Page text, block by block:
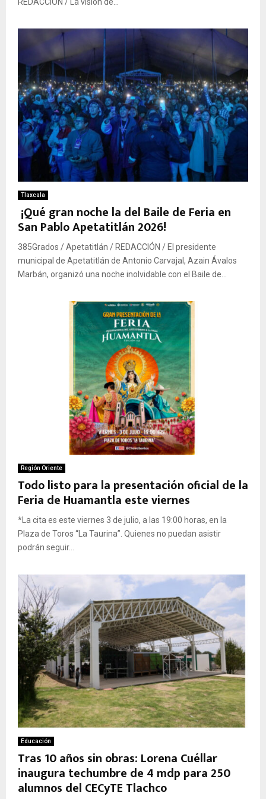
Tlaxcala
¡Qué gran noche la del Baile de Feria en
San Pablo Apetatitlán 2026!
385Grados / Apetatitlán / REDACCIÓN / El presidente
municipal de Apetatitlán de Antonio Carvajal, Azain Ávalos
Marbán, organizó una noche inolvidable con el Baile de...
Región Oriente
Todo listo para la presentación oficial de la
Feria de Huamantla este viernes
*La cita es este viernes 3 de julio, a las 19:00 horas, en la
Plaza de Toros “La Taurina”. Quienes no puedan asistir
podrán seguir...
Educación
Tras 10 años sin obras: Lorena Cuéllar
inaugura techumbre de 4 mdp para 250
alumnos del CECyTE Tlachco